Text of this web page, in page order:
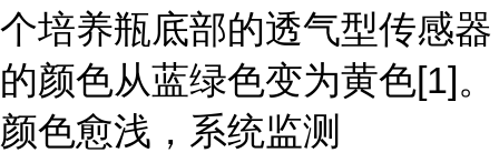
个培养瓶底部的透气型传感器
的颜色从蓝绿色变为黄色[1]。
颜色愈浅，系统监测